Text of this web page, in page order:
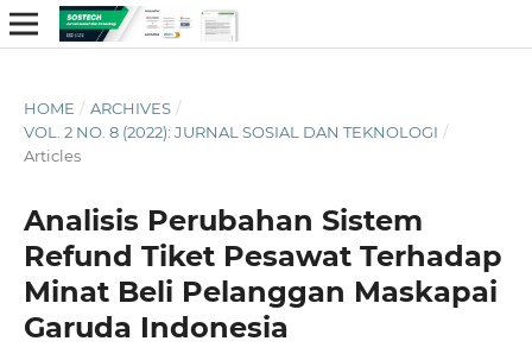
HOME / ARCHIVES /
VOL. 2 NO. 8 (2022): JURNAL SOSIAL DAN TEKNOLOGI /
Articles
Analisis Perubahan Sistem
Refund Tiket Pesawat Terhadap
Minat Beli Pelanggan Maskapai
Garuda Indonesia